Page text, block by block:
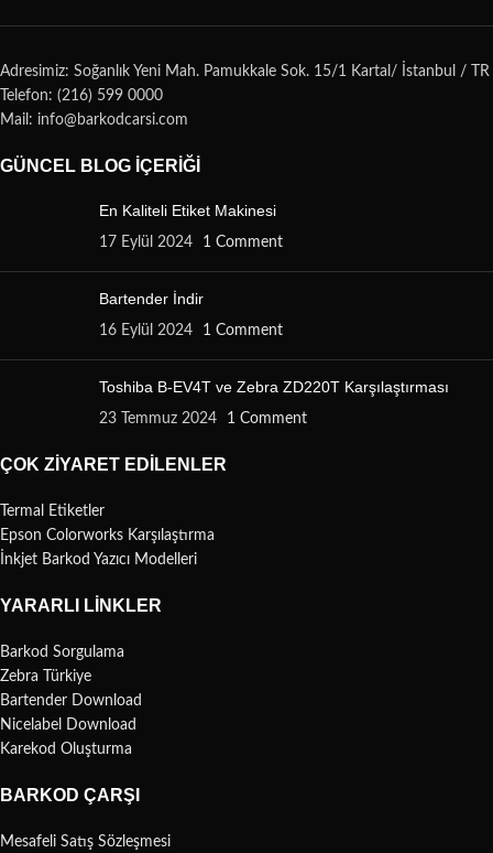
Adresimiz: Soğanlık Yeni Mah. Pamukkale Sok. 15/1 Kartal/ İstanbul / TR
Telefon: (216) 599 0000
Mail: info@barkodcarsi.com
GÜNCEL BLOG İÇERIĞI
En Kaliteli Etiket Makinesi
17 Eylül 2024 1 Comment
Bartender İndir
16 Eylül 2024 1 Comment
Toshiba B-EV4T ve Zebra ZD220T Karşılaştırması
23 Temmuz 2024 1 Comment
ÇOK ZIYARET EDILENLER
Termal Etiketler
Epson Colorworks Karşılaştırma
İnkjet Barkod Yazıcı Modelleri
YARARLI LINKLER
Barkod Sorgulama
Zebra Türkiye
Bartender Download
Nicelabel Download
Karekod Oluşturma
BARKOD ÇARŞI
Mesafeli Satış Sözleşmesi